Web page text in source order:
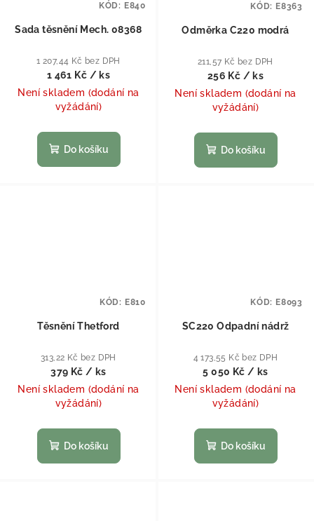
Sada těsnění Mech. 08368
1 207,44 Kč bez DPH
1 461 Kč / ks
Není skladem (dodání na
vyžádání)
Do košíku
KÓD: E840
Odměrka C220 modrá
211,57 Kč bez DPH
256 Kč / ks
Není skladem (dodání na
vyžádání)
Do košíku
KÓD: E8363
Těsnění Thetford
313,22 Kč bez DPH
379 Kč / ks
Není skladem (dodání na
vyžádání)
Do košíku
KÓD: E810
SC220 Odpadní nádrž
4 173,55 Kč bez DPH
5 050 Kč / ks
Není skladem (dodání na
vyžádání)
Do košíku
KÓD: E8093